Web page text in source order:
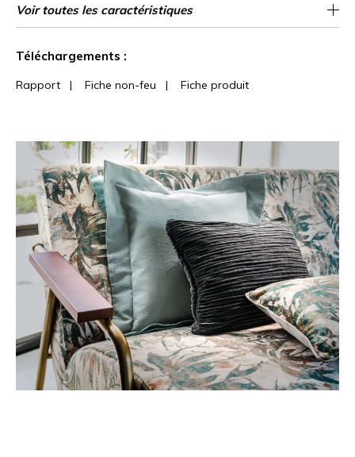
Raccord Raccord droit
Test
Martindale
30000
Usage
martindale
Siège à usage classique : 20.000 à 40.000
cycles (Martindale) et/ou 15,000 à 30,000
Sens De large
Poids g/m² 560
Usage
Entretien
Pays d'origine Inde
Rapport
Horizontal
35 cm / 14 Inches
Rapport
Vertical
35 cm / 14 Inches
Voir toutes les caractéristiques
Téléchargements :
Rapport | Fiche non-feu | Fiche produit